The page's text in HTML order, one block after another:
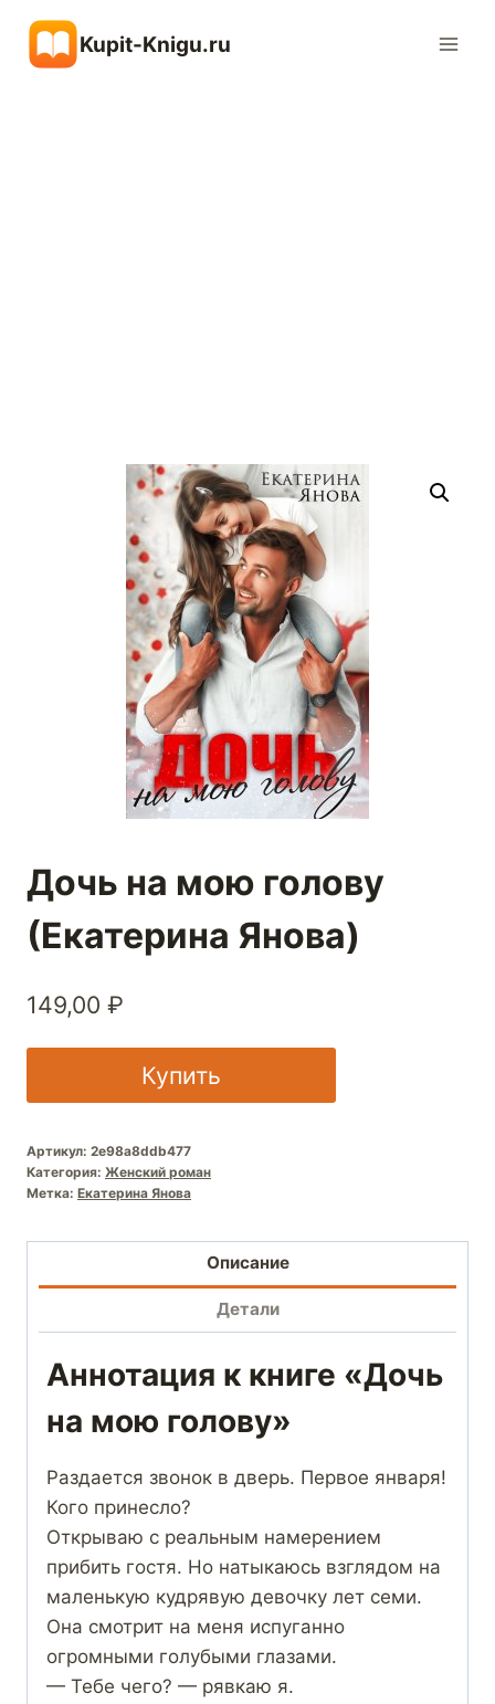
содержимому
Kupit-Knigu.ru
Дочь на мою голову
(Екатерина Янова)
149,00 ₽
Купить
Артикул: 2e98a8ddb477
Категория: Женский роман
Метка: Екатерина Янова
Описание
Детали
Аннотация к книге «Дочь
на мою голову»
Раздается звонок в дверь. Первое января!
Кого принесло?
Открываю с реальным намерением
прибить гостя. Но натыкаюсь взглядом на
маленькую кудрявую девочку лет семи.
Она смотрит на меня испуганно
огромными голубыми глазами.
— Тебе чего? — рявкаю я.